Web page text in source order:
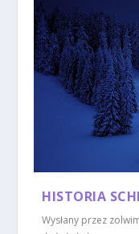
HISTORIA
Wysłany przez